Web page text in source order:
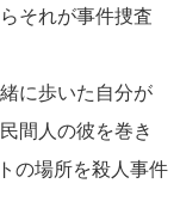
それが事件捜査
に歩いた自分が
間人の彼を巻き
の場所を殺人事件